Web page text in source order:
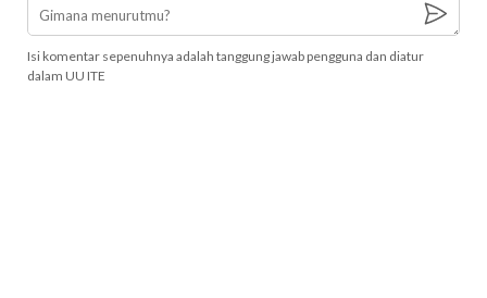
Isi komentar sepenuhnya adalah tanggung jawab pengguna dan diatur
dalam UU ITE